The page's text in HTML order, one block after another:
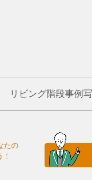
リビング階段事例
たの